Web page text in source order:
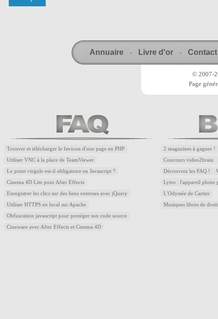
Annuaire - Livre d'or - Contact
© 2007-
Page
Trouver et télécharger le favicon d'une page en PHP
Utiliser VNC à la place de TeamViewer
Le point virgule est-il obligatoire en Javascript ?
Cinema 4D Lite pour After Effects
Enregistrer les clics sur des liens externes avec jQuery
Utiliser HTTPS en local sur Apache
Obfuscation javascript pour protéger son code source
Cineware avec After Effects et Cinema 4D
2 magazines à gagner !
Concours video2brain
Découvrez les FAQ !
Lytro : l'appareil photo
L'Odyssée de Cartier
Musiques libres de